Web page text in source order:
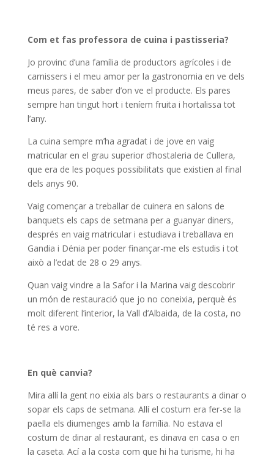
Com et fas professora de cuina i pastisseria?
Jo provinc d’una família de productors agrícoles i de
carnissers i el meu amor per la gastronomia en ve dels
meus pares, de saber d’on ve el producte. Els pares
sempre han tingut hort i teníem fruita i hortalissa tot
l’any.
La cuina sempre m’ha agradat i de jove en vaig
matricular en el grau superior d’hostaleria de Cullera,
que era de les poques possibilitats que existien al final
dels anys 90.
Vaig començar a treballar de cuinera en salons de
banquets els caps de setmana per a guanyar diners,
després en vaig matricular i estudiava i treballava en
Gandia i Dénia per poder finançar-me els estudis i tot
això a l’edat de 28 o 29 anys.
Quan vaig vindre a la Safor i la Marina vaig descobrir
un món de restauració que jo no coneixia, perquè és
molt diferent l’interior, la Vall d’Albaida, de la costa, no
té res a vore.
En què canvia?
Mira allí la gent no eixia als bars o restaurants a dinar o
sopar els caps de setmana. Allí el costum era fer-se la
paella els diumenges amb la família. No estava el
costum de dinar al restaurant, es dinava en casa o en
la caseta. Ací a la costa com que hi ha turisme, hi ha